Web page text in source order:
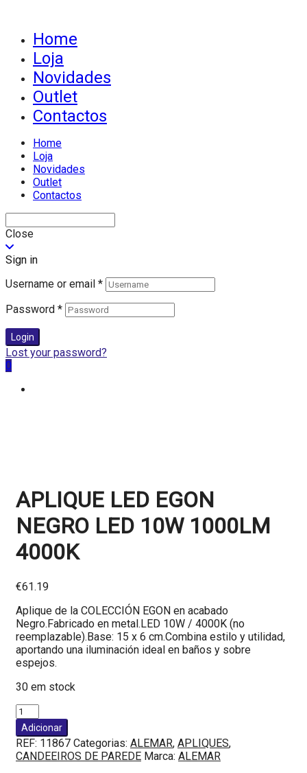
Home
Loja
Novidades
Outlet
Contactos
Home
Loja
Novidades
Outlet
Contactos
Close
Sign in
Username or email *
Password *
Login
Lost your password?
0
APLIQUE LED EGON
NEGRO LED 10W 1000LM
4000K
€61.19
Aplique de la COLECCIÓN EGON en acabado
Negro.Fabricado en metal.LED 10W / 4000K (no
reemplazable).Base: 15 x 6 cm.Combina estilo y utilidad,
aportando una iluminación ideal en baños y sobre
espejos.
30 em stock
Quantidade
de
APLIQUE
LED
EGON
Adicionar
REF: 11867 Categorias: ALEMAR, APLIQUES,
CANDEEIROS DE PAREDE Marca: ALEMAR